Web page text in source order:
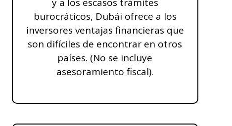
burocráticos, Dubái ofrece a los
inversores ventajas financieras que
son difíciles de encontrar en otros
países. (No se incluye
asesoramiento fiscal).